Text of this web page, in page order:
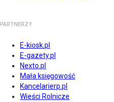
PARTNERZY
E-kiosk.pl
E-gazety.pl
Nexto.pl
Mała księgowość
Kancelarierp.pl
Wieści Rolnicze